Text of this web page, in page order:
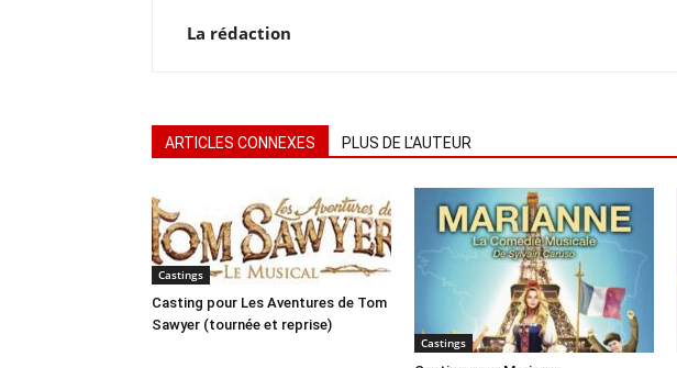
La rédaction
ARTICLES CONNEXES PLUS DE L'AUTEUR
Castings
Casting pour Les Aventures de Tom
Sawyer (tournée et reprise)
Castings